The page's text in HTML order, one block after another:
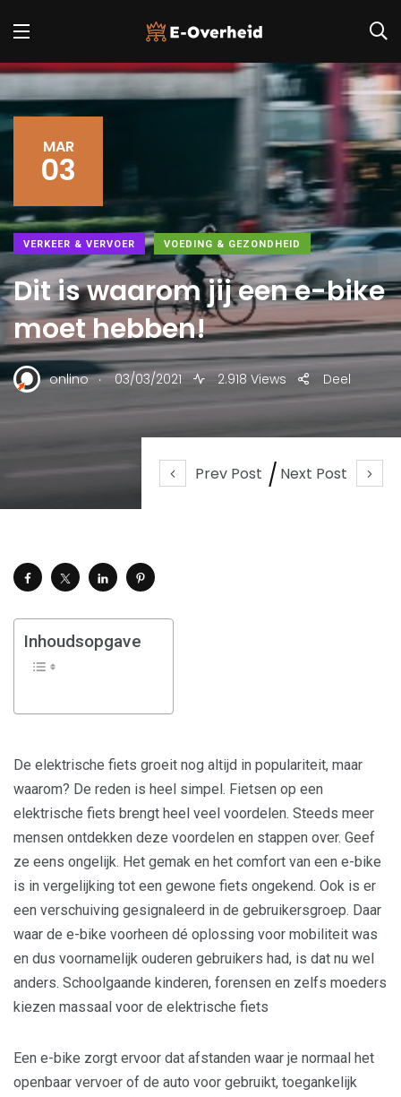
Prev Post Next Post
MAR
03
VERKEER & VERVOER VOEDING & GEZONDHEID
Dit is waarom jij een e-bike
moet hebben!
onlino . 03/03/2021 2.918 Views Deel
Inhoudsopgave
De elektrische fiets groeit nog altijd in populariteit, maar
waarom? De reden is heel simpel. Fietsen op een
elektrische fiets brengt heel veel voordelen. Steeds meer
mensen ontdekken deze voordelen en stappen over. Geef
ze eens ongelijk. Het gemak en het comfort van een e-bike
is in vergelijking tot een gewone fiets ongekend. Ook is er
een verschuiving gesignaleerd in de gebruikersgroep. Daar
waar de e-bike voorheen dé oplossing voor mobiliteit was
en dus voornamelijk ouderen gebruikers had, is dat nu wel
anders. Schoolgaande kinderen, forensen en zelfs moeders
kiezen massaal voor de elektrische fiets
Een e-bike zorgt ervoor dat afstanden waar je normaal het
openbaar vervoer of de auto voor gebruikt, toegankelijk